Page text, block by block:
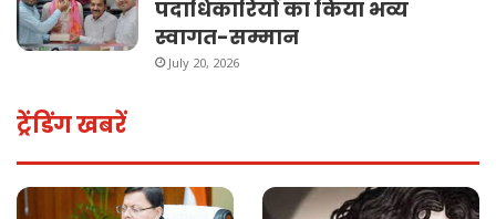
पदाधिकारियों का किया भव्य
स्वागत-सम्मान
July 20, 2026
ट्रेंडिंग खबरें